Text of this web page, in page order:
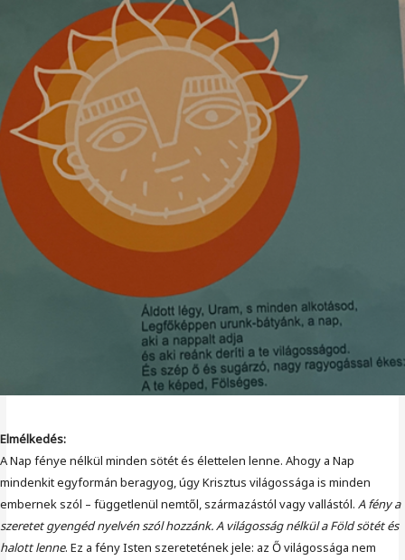
Elmélkedés:
A Nap fénye nélkül minden sötét és élettelen lenne. Ahogy a Nap
mindenkit egyformán beragyog, úgy Krisztus világossága is minden
embernek szól – függetlenül nemtől, származástól vagy vallástól.A fény a
szeretet gyengéd nyelvén szól hozzánk. A világosság nélkül a Föld sötét és
halott lenne. Ez a fény Isten szeretetének jele: az Ő világossága nem